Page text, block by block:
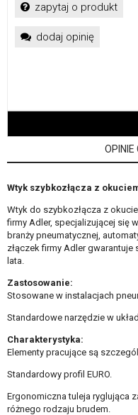
zapytaj o produkt
dodaj opinię
OPINIE
Wtyk szybkozłącza z
Wtyk do szybkozłącza z
firmy Adler, specjalizującej się
branży pneumatycznej,
złączek firmy Adler
lata.
Zastosowanie:
Stosowane w instalacjach
Standardowe narzędzie w
Charakterystyka:
Elementy pracujące są
Standardowy profil EURO.
Ergonomiczna tuleja ryglująca
różnego rodzaju brudem.